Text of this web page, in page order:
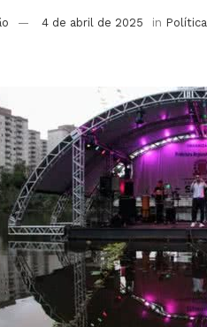
4 de abril de 2025 in Política